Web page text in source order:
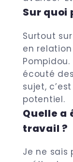
Sur quoi
Surtout
en
Pompidou.
écouté
sujet,
potentiel.
Quelle a
travail ?
Je ne sais